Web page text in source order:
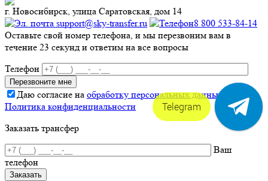
г. Новосибирск, улица Саратовская, дом 14
support@sky-transfer.ru
8 800 533-84-14
Оставьте свой номер телефона, и мы перезвоним вам в
течение 23 секунд и ответим на все вопросы
Телефон
Даю согласие на обработку персональных данных
Политика конфиденциальности
Заказать трансфер
Ваш
телефон
Telegram